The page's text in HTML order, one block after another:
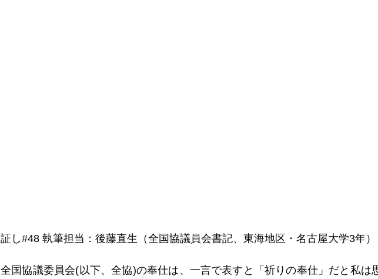
証し#48 執筆担当：後藤直生（全国協議員会書記、東海地区・名古屋大学3年）
全国協議委員会(以下、全協)の奉仕は、一言で表すと「祈りの奉仕」だと私は